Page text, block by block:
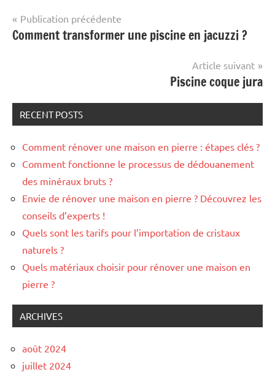
Navigation
de
Publication précédente
Comment transformer une piscine en jacuzzi ?
Article suivant
Piscine coque jura
RECENT POSTS
Comment rénover une maison en pierre : étapes clés ?
Comment fonctionne le processus de dédouanement
des minéraux bruts ?
Envie de rénover une maison en pierre ? Découvrez les
conseils d’experts !
Quels sont les tarifs pour l’importation de cristaux
naturels ?
Quels matériaux choisir pour rénover une maison en
pierre ?
ARCHIVES
août 2024
juillet 2024